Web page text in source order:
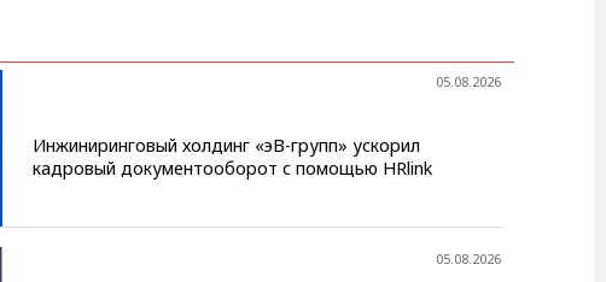
05.08.2026
Инжиниринговый холдинг «эВ-групп» ускорил
кадровый документооборот с помощью HRlink
05.08.2026